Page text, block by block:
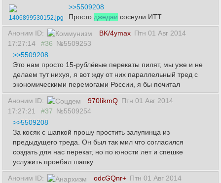
1406899530152.jpg
>>5509208
Просто джедаи соснули ИТТ
Аноним ID: BK/4ymax Птн 01 Авг 2014
17:27:14
#36 №5509253
>>5509208
Это нам просто 15-рублёвые перекаты пилят, мы уже и не
делаем тут нихуя, я вот жду от них параллельный тред с
экономическими перемогами Росcии, я бы почитал
Аноним ID: 970IikmQ Птн 01 Авг 2014
17:27:21
#37 №5509254
>>5509208
За косяк с шапкой прошу простить залупинца из
предыдущего треда. Он был так мил что согласился
создать для нас перекат, но по юности лет и спешке
услужить проебал шапку.
Аноним ID: odcGQnr+ Птн 01 Авг 2014